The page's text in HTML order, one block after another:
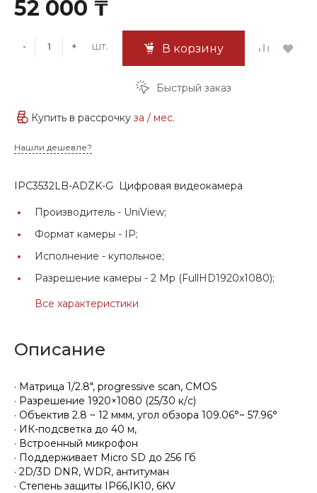
52 000 ₸
- + шт. В корзину
Быстрый заказ
Купить в рассрочку за / мес.
Нашли дешевле?
IPC3532LB-ADZK-G Цифровая видеокамера
Производитель - UniView;
Формат камеры - IP;
Исполнение - купольное;
Разрешение камеры - 2 Mp (FullHD1920x1080);
Все характеристики
Описание
· Матрица 1/2.8", progressive scan, CMOS
· Разрешение 1920×1080 (25/30 к/с)
· Объектив 2.8 ~ 12 ммм, угол обзора 109.06°~ 57.96°
· ИК-подсветка до 40 м,
· Встроенный микрофон
· Поддерживает Micro SD до 256 Гб
· 2D/3D DNR, WDR, антитуман
· Степень защиты IP66,IK10, 6KV